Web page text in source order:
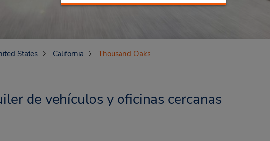
States California Thousand Oaks
de vehículos y oficinas cercanas